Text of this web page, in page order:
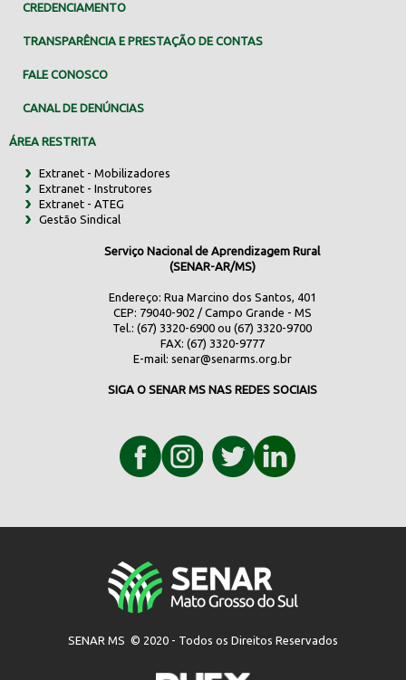
CREDENCIAMENTO
TRANSPARÊNCIA E PRESTAÇÃO DE CONTAS
FALE CONOSCO
CANAL DE DENÚNCIAS
ÁREA RESTRITA
Extranet - Mobilizadores
Extranet - Instrutores
Extranet - ATEG
Gestão Sindical
Serviço Nacional de Aprendizagem Rural
(SENAR-AR/MS)
Endereço: Rua Marcino dos Santos, 401
CEP: 79040-902 / Campo Grande - MS
Tel.: (67) 3320-6900 ou (67) 3320-9700
FAX: (67) 3320-9777
E-mail: senar@senarms.org.br
SIGA O SENAR MS NAS REDES SOCIAIS
SENAR MS © 2020 - Todos os Direitos Reservados